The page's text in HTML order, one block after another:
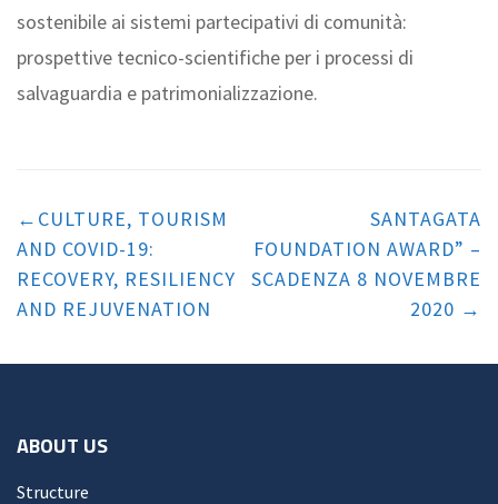
sostenibile ai sistemi partecipativi di comunità:
prospettive tecnico-scientifiche per i processi di
salvaguardia e patrimonializzazione.
navigation
CULTURE, TOURISM
AND COVID-19:
RECOVERY, RESILIENCY
AND REJUVENATION
SANTAGATA
FOUNDATION AWARD” –
SCADENZA 8 NOVEMBRE
2020
ABOUT US
Structure